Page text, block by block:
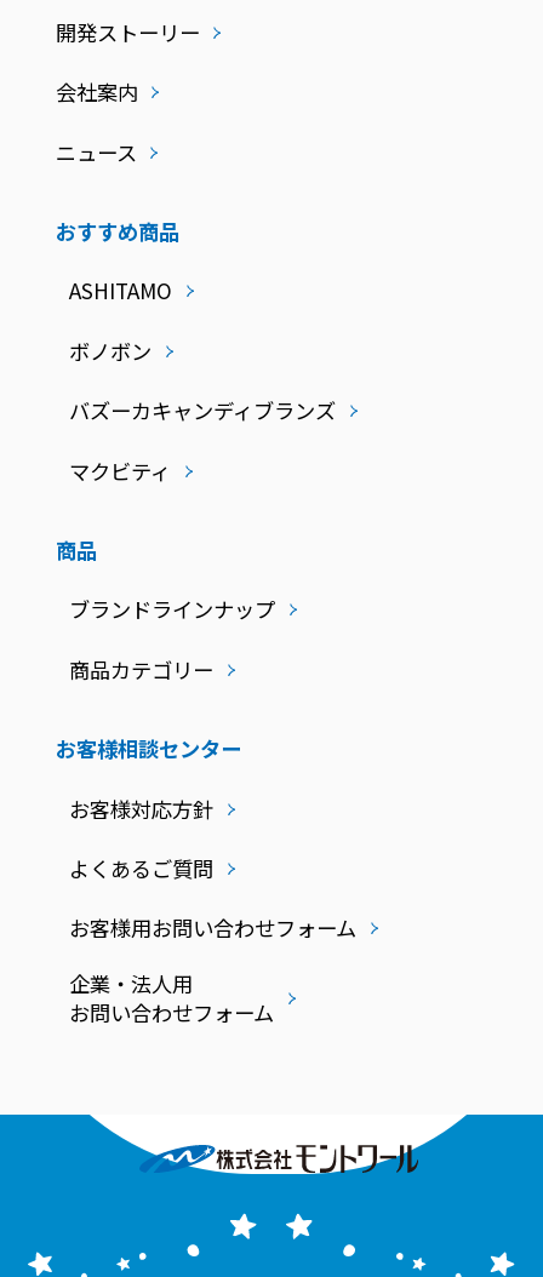
開発ストーリー
会社案内
ニュース
おすすめ商品
ASHITAMO
ボノボン
バズーカキャンディブランズ
マクビティ
商品
ブランドラインナップ
商品カテゴリー
お客様相談センター
お客様対応方針
よくあるご質問
お客様用お問い合わせフォーム
企業・法人用
お問い合わせフォーム